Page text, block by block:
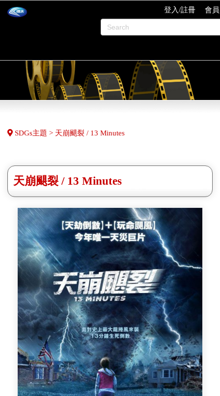
登入/註冊 會
SDGs主題 > 天崩颶裂 / 13 Minutes
天崩颶裂 / 13 Minutes